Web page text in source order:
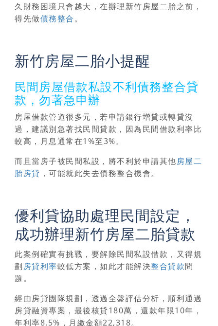
久財務困境只會越大，在辦理新竹房屋二胎之前，
得先做債務整合。
新竹房屋二胎小提醒
民間房屋借款私設不利債務整合貸
款，勿著急申辦
房屋借款管道很多元，若申請銀行增貸或轉貸沒
過，建議別急著找民間貸款，因為民間借款利率比
較高，月息通常在1%至3%。
而且當房子被民間私設，將不利於申請其他房屋二
胎房貸 ，可能就此失去債務整合機會。
優利貸協助處理民間設定，
成功辦理新竹房屋二胎貸款
此案例確實有挑戰，要解除民間私設借款，又得規
劃 房貸利率較低方案，如此才能解決整合貸款問
題。
經由房貸團隊規劃，透過全盤評估分析，順利通過
房貸融資專案，最後核貸180萬，還款年限10年，
年利率8.5%，月繳金額22,318。